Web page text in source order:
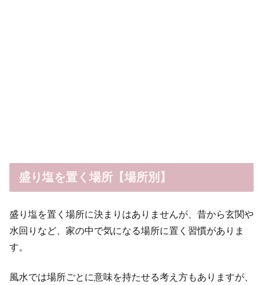
盛り塩を置く場所【場所別】
盛り塩を置く場所に決まりはありませんが、昔から玄関や
水回りなど、家の中で気になる場所に置く習慣がありま
す。
風水では場所ごとに意味を持たせる考え方もありますが、